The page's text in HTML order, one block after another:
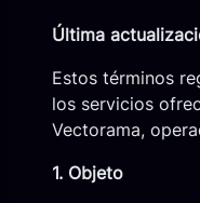
Última
Estos términos
los servicios
Vectorama,
1. Objeto